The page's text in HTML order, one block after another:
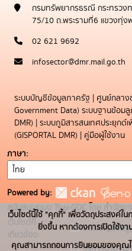
กรมทรัพยากรธรณี กระทรวง
75/10 ถ.พระรามที่6 แขวงทุ่
02 621 9692
infosector@dmr.mail.go.th
ระบบบัญชีข้อมูลภาครัฐ | ศูนย์กลาง
Government Data) ระบบฐานข้อม
DMR) | ระบบภูมิสารสนเทศประยุก
(GISPORTAL DMR) | คู่มือผู้ใช้งาน
ภาษา
Powered by:
สนับสนุนระบบ Thai-GDC โดย สำนักง
เว็บไซต์ที่
เกี่ยวข้อง:
ระบบบัญชีข้อมู
บริการนามานุ
เว็บไซต์นี้ใช้ "คุกกี้" เพื่อวัตถุประสงค์ใ
ยิ่งขึ้น หากต้องการเปิดใช้ง
คุณสามารถถอนการยินยอมของคุณ